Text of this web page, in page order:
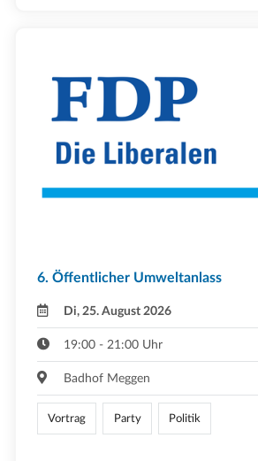
6. Öffentlicher Umweltanlass
Di, 25. August 2026
19:00 - 21:00 Uhr
Badhof Meggen
Vortrag Party Politik